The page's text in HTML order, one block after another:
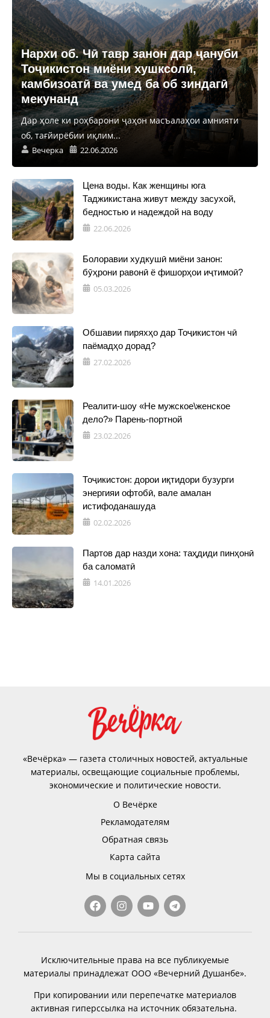
Нархи об. Чӣ тавр занон дар ҷануби
Тоҷикистон миёни хушксолӣ,
камбизоатӣ ва умед ба об зиндагӣ
мекунанд
Дар ҳоле ки роҳбарони ҷаҳон масъалаҳои амнияти
об, тағйирёбии иқлим...
Вечерка 22.06.2026
Цена воды. Как женщины юга
Таджикистана живут между засухой,
бедностью и надеждой на воду
22.06.2026
Болоравии худкушӣ миёни занон:
бӯҳрони равонӣ ё фишорҳои иҷтимоӣ?
05.03.2026
Обшавии пиряхҳо дар Тоҷикистон чӣ
паёмадҳо дорад?
27.02.2026
Реалити-шоу «Не мужское\женское
дело?» Парень-портной
23.02.2026
Тоҷикистон: дорои иқтидори бузурги
энергияи офтобӣ, вале амалан
истифоданашуда
02.02.2026
Партов дар назди хона: таҳдиди пинҳонӣ
ба саломатӣ
14.01.2026
«Вечёрка» — газета столичных новостей, актуальные
материалы, освещающие социальные проблемы,
экономические и политические новости.
О Вечёрке
Рекламодателям
Обратная связь
Карта сайта
Мы в социальных сетях
Исключительные права на все публикуемые
материалы принадлежат ООО «Вечерний Душанбе».
При копировании или перепечатке материалов
активная гиперссылка на источник обязательна.